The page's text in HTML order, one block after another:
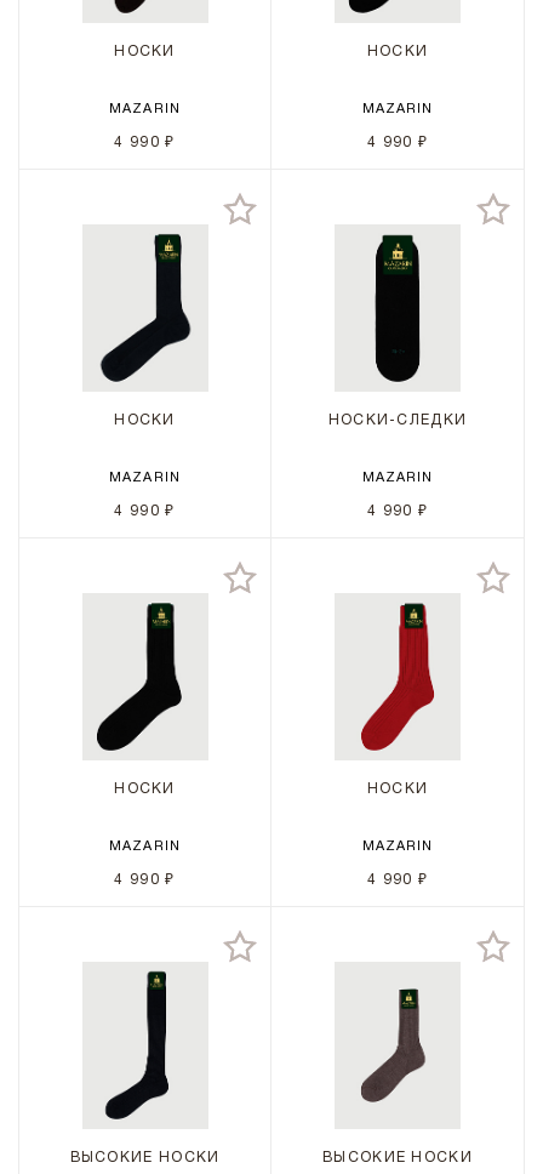
НОСКИ
MAZARIN
4 990 ₽
НОСКИ
MAZARIN
4 990 ₽
НОСКИ
MAZARIN
4 990 ₽
НОСКИ-СЛЕДКИ
MAZARIN
4 990 ₽
НОСКИ
MAZARIN
4 990 ₽
НОСКИ
MAZARIN
4 990 ₽
ВЫСОКИЕ НОСКИ ВЫСОКИЕ НОСКИ